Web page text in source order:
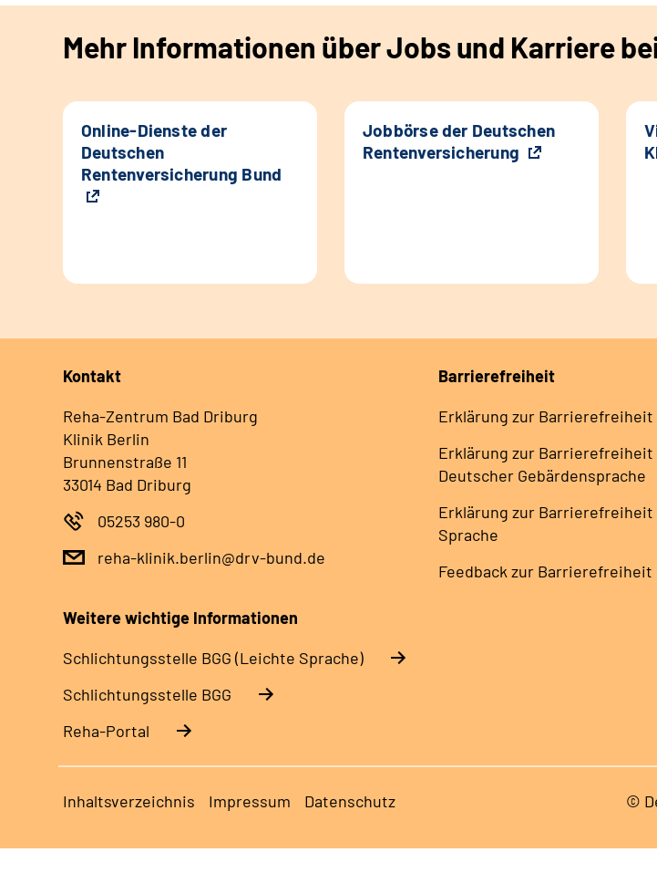
Mehr Informationen über Jobs und Karriere
Online-Dienste der
Deutschen
Rentenversicherung Bund
Jobbörse der Deutschen
Rentenversicherung
Kontakt
Reha-Zentrum Bad Driburg
Klinik Berlin
Brunnenstraße 11
33014 Bad Driburg
05253 980-0
reha-klinik.berlin@drv-bund.de
Barrierefreiheit
Erklärung zur Barrierefreiheit
Erklärung zur Barrierefreiheit
Deutscher Gebärdensprache
Erklärung zur
Sprache
Feedback zur Barrierefreiheit
Weitere wichtige Informationen
Schlich­tungs­stel­le BGG (Leichte Sprache)
Schlich­tungs­stel­le BGG
Reha-Portal
Inhaltsverzeichnis Impressum Datenschutz ©